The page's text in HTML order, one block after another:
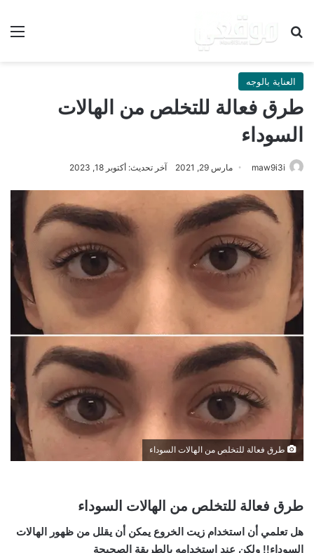
بحث عن
العناية بالوجه
طرق فعالة للتخلص من الهالات
السوداء
maw9i3i مارس 29, 2021 آخر تحديث: أكتوبر 18, 2023
طرق فعالة للتخلص من الهالات السوداء
طرق فعالة للتخلص من الهالات السوداء
هل تعلمي أن استخدام زيت الخروع يمكن أن يقلل من ظهور الهالات
السوداء!! ولكن عند استخدامه بالطريقة الصحيحة